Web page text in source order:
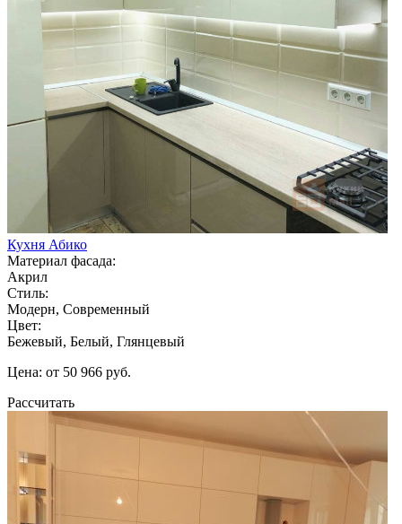
Кухня Абико
Материал фасада:
Акрил
Стиль:
Модерн, Современный
Цвет:
Бежевый, Белый, Глянцевый
Цена: от 50 966 руб.
Рассчитать